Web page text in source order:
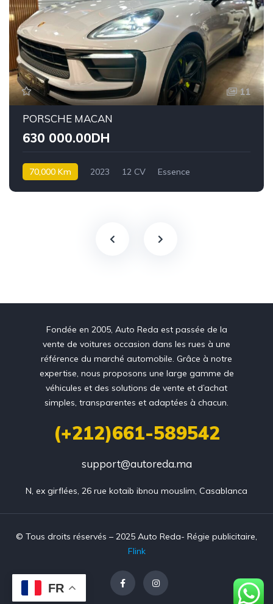
11
PORSCHE MACAN
630 000.00DH
70,000 Km 2023 12 CV Essence
Fondée en 2005, Auto Reda est passée de la
vente de voitures occasion dans les rues à une
référence du marché automobile. Grâce à notre
expertise, nous proposons une large gamme de
véhicules et des solutions de vente et d’achat
simples, transparentes et adaptées à chacun.
(+212)661-589542
support@autoreda.ma
N, ex girflées, 26 rue kotaib ibnou mouslim, Casablanca
© Tous droits réservés – 2025 Auto Reda- Régie publicitaire,
Flink
FR